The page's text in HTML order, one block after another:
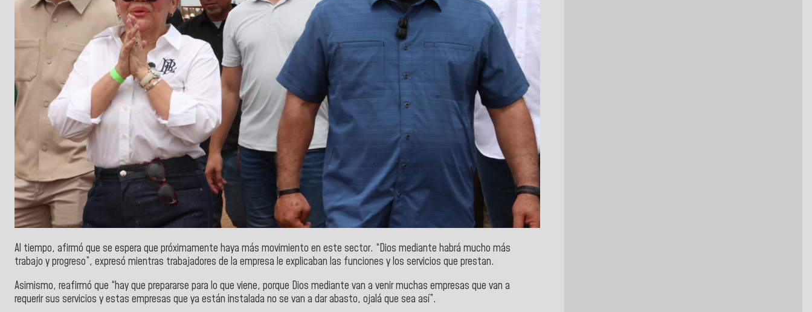
Al tiempo, afirmó que se espera que próximamente haya más movimiento en este sector. “Dios mediante habrá mucho más
trabajo y progreso”, expresó mientras trabajadores de la empresa le explicaban las funciones y los servicios que prestan.
Asimismo, reafirmó que “hay que prepararse para lo que viene, porque Dios mediante van a venir muchas empresas que van a
requerir sus servicios y estas empresas que ya están instalada no se van a dar abasto, ojalá que sea así”.